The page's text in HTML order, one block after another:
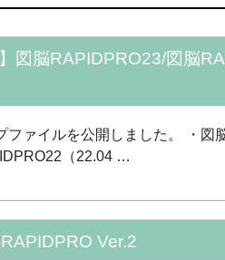
】図脳RAPIDPRO23/図脳
ファイルを公開しました。 ・
（22.04 …
Ver.2